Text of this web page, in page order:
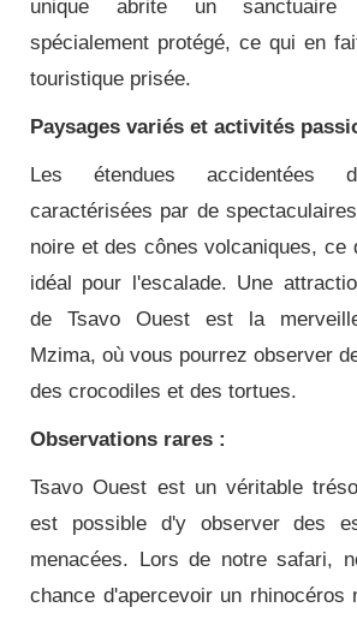
unique abrite un sanctuaire
spécialement protégé, ce qui en
touristique prisée.
Paysages variés et activités
Les étendues
caractérisées par de
noire et des cônes volcaniques, ce
idéal pour l'escalade. Une
de Tsavo Ouest est la
Mzima, où vous pourrez observer
des crocodiles et des tortues.
Observations rares :
Tsavo Ouest est un véritable
est possible d'y observer des
menacées. Lors de notre safari,
chance d'apercevoir un rhinocéros